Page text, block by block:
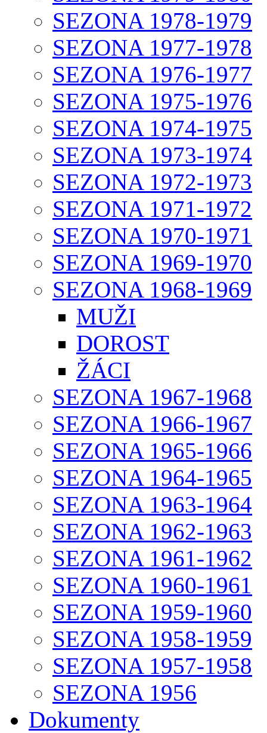
SEZONA 1978-1979
SEZONA 1977-1978
SEZONA 1976-1977
SEZONA 1975-1976
SEZONA 1974-1975
SEZONA 1973-1974
SEZONA 1972-1973
SEZONA 1971-1972
SEZONA 1970-1971
SEZONA 1969-1970
SEZONA 1968-1969
MUŽI
DOROST
ŽÁCI
SEZONA 1967-1968
SEZONA 1966-1967
SEZONA 1965-1966
SEZONA 1964-1965
SEZONA 1963-1964
SEZONA 1962-1963
SEZONA 1961-1962
SEZONA 1960-1961
SEZONA 1959-1960
SEZONA 1958-1959
SEZONA 1957-1958
SEZONA 1956
Dokumenty